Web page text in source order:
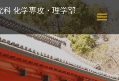
科 化学専攻・理学部